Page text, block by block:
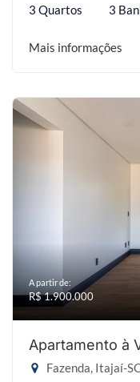
3 Quartos 3
Mais informações
A partir de:
R$ 1.900.000
Apartamento à
Fazenda, Itajaí-